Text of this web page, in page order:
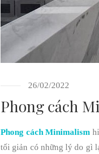
26/02/2022
Phong cách
Phong cách Minimalism
tối giản có những lý do gì